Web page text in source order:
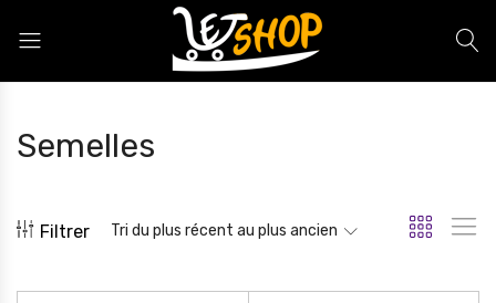
Semelles
Filtrer Tri du plus récent au plus ancien